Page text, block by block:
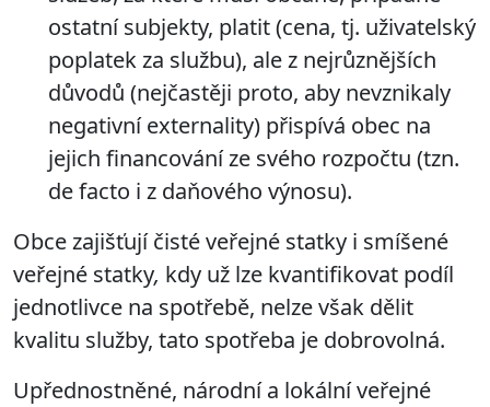
ostatní subjekty, platit (cena, tj. uživatelský
poplatek za službu), ale z nejrůznějších
důvodů (nejčastěji proto, aby nevznikaly
negativní externality) přispívá obec na
jejich financování ze svého rozpočtu (tzn.
de facto i z daňového výnosu).
Obce zajišťují čisté veřejné statky i smíšené
veřejné statky, kdy už lze kvantifikovat podíl
jednotlivce na spotřebě, nelze však dělit
kvalitu služby, tato spotřeba je dobrovolná.
Upřednostněné, národní a lokální veřejné